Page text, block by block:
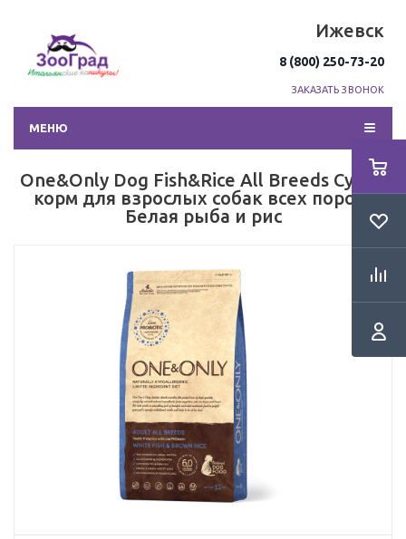
Ижевск
8 (800) 250-73-20
ЗАКАЗАТЬ ЗВОНОК
МЕНЮ
One&Only Dog Fish&Rice All Breeds Сухой
корм для взрослых собак всех пород,
Белая рыба и рис